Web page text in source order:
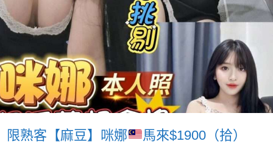
限熟客【麻豆】咪娜 馬來$1900（拾）